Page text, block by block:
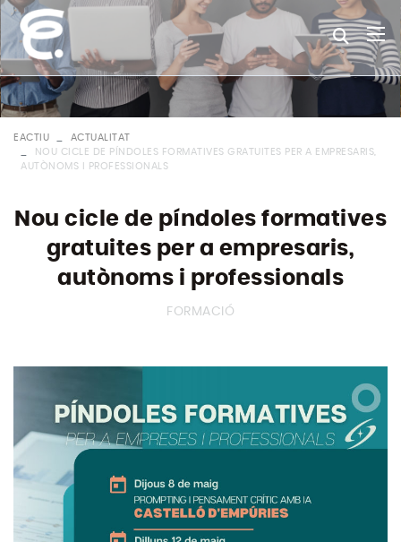
EACTIU
ACTUALITAT
NOU CICLE DE PÍNDOLES FORMATIVES GRATUITES PER A EMPRESARIS,
AUTÒNOMS I PROFESSIONALS
Nou cicle de píndoles formatives
gratuites per a empresaris,
autònoms i professionals
FORMACIÓ